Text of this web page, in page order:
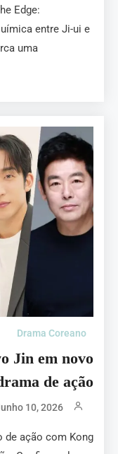
Edge:
entre Ji-ui e
uma
Drama Coreano
Jin em novo
de ação
10, 2026
de ação com Kong